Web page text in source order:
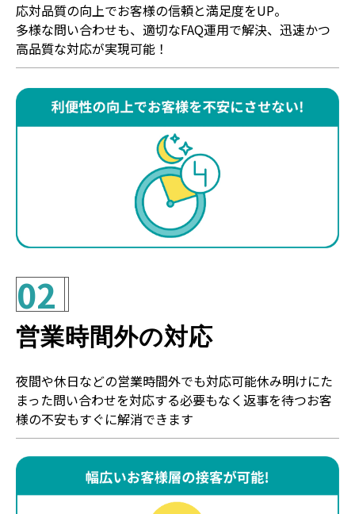
応対品質の向上でお客様の信頼と満足度をUP。
多様な問い合わせも、適切なFAQ運用で解決、迅速かつ
高品質な対応が実現可能！
02
営業時間外の対応
夜間や休日などの営業時間外でも対応可能休み明けにた
まった問い合わせを対応する必要もなく返事を待つお客
様の不安もすぐに解消できます